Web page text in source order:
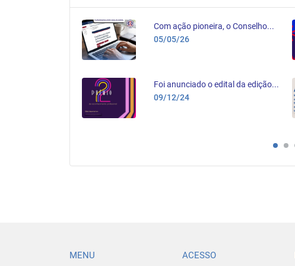
Com ação pioneira, o Conselho...
05/05/26
Foi anunciado o edital da edição...
09/12/24
MENU ACESSO